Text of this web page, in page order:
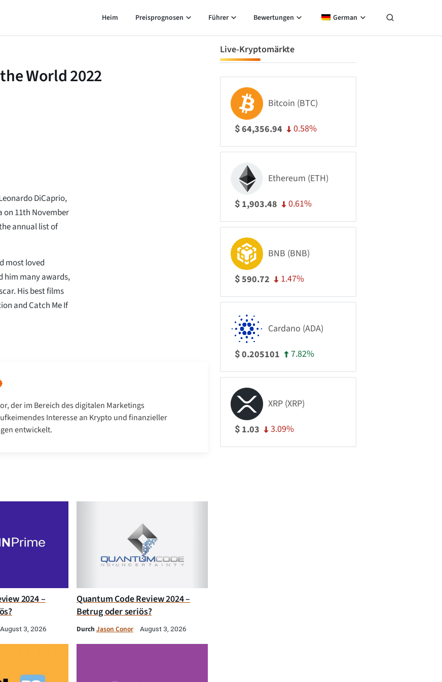
Heim Preisprognosen Führer Bewertungen German
World 2022
DiCaprio,
on 11th November
annual list of
most loved
him many awards,
His best films
and Catch Me If
der im Bereich des digitalen Marketings
Interesse an Krypto und finanzieller
entwickelt.
2024 –
August 3, 2026
Quantum Code Review 2024 –
Betrug oder seriös?
Durch Jason Conor August 3, 2026
Live-Kryptomärkte
Bitcoin (BTC)
$64,356.94 0.58%
Ethereum (ETH)
$ 1,903.48 0.61%
BNB (BNB)
$590.72 1.47%
Cardano (ADA)
$0.205101 7.82%
XRP (XRP)
$ 1.03 3.09%